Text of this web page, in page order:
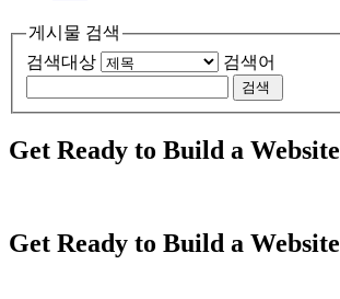
게시물 검색
검색대상
검색어
Get Ready to Build a Website
Get Ready to Build a Website